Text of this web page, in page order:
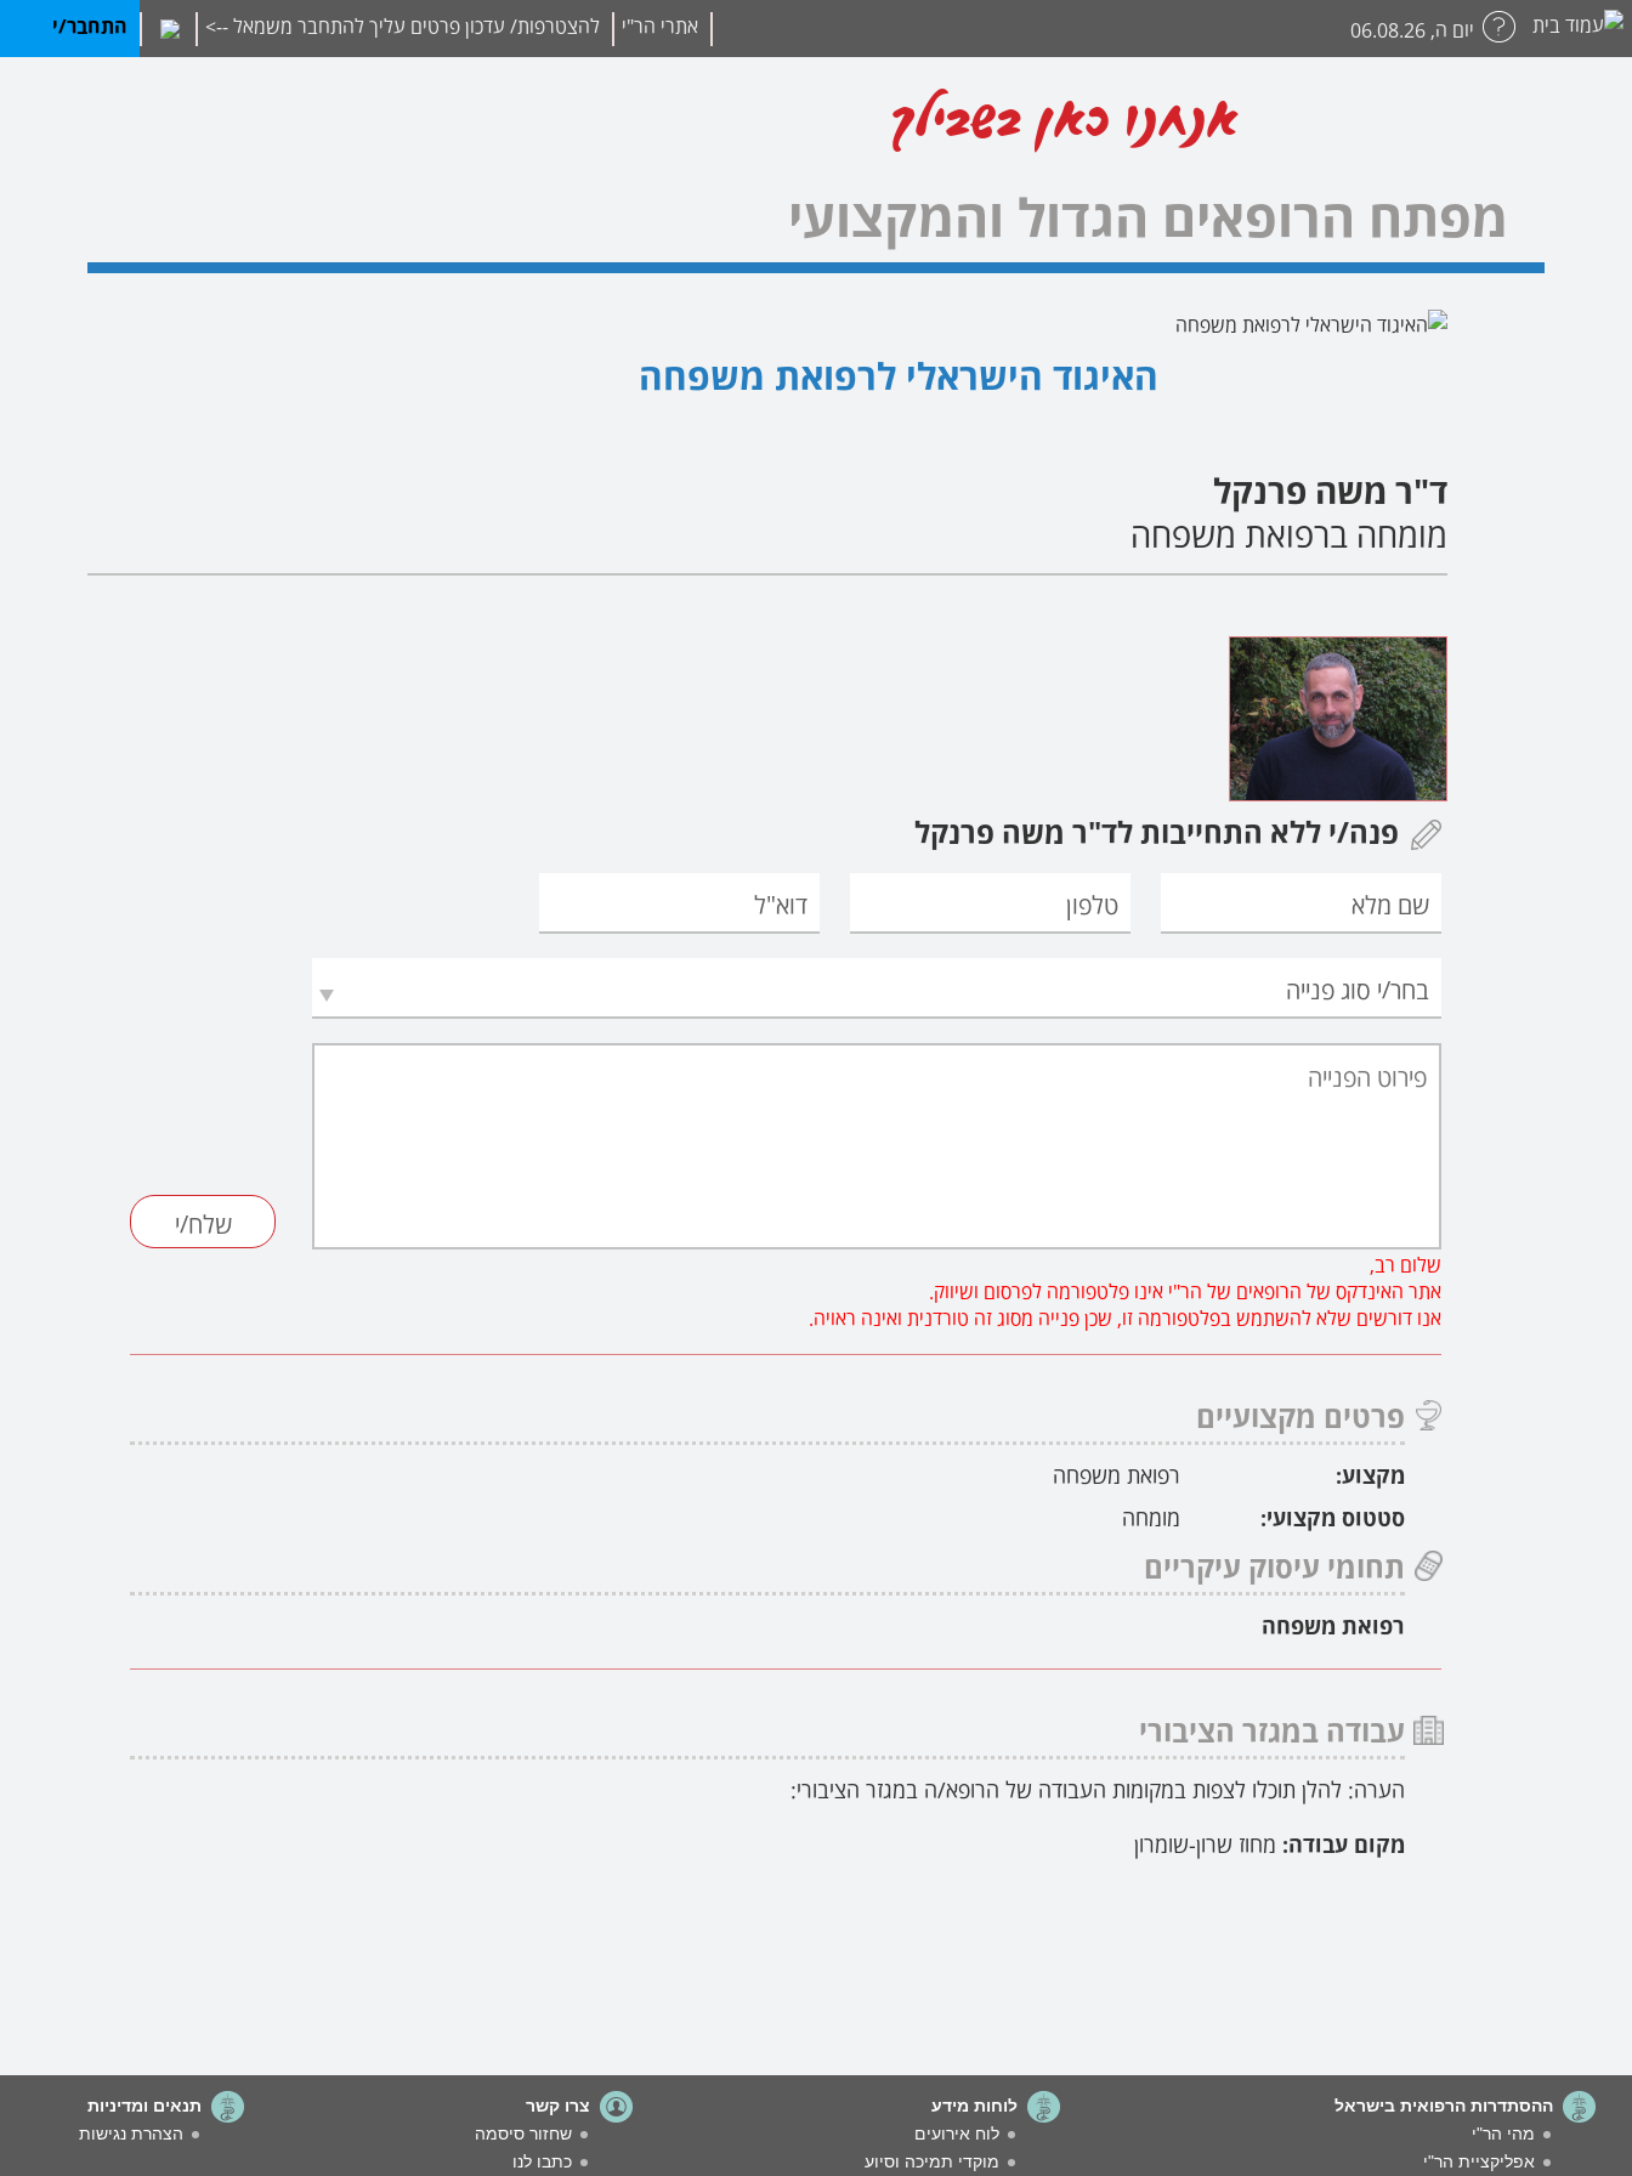
אתרי הר"י להצטרפות/ עדכון פרטים עליך להתחבר משמאל --> התחבר/י יום ה, 06.08.26
אנחנו כאן בשבילך
מפתח הרופאים הגדול והמקצועי
האיגוד הישראלי לרפואת משפחה
ד"ר משה פרנקל
מומחה ברפואת משפחה
פנה/י ללא התחייבות לד"ר משה פרנקל
שלום רב,
אתר האינדקס של הרופאים של הר"י אינו פלטפורמה לפרסום ושיווק.
אנו דורשים שלא להשתמש בפלטפורמה זו, שכן פנייה מסוג זה טורדנית ואינה ראויה.
פרטים מקצועיים
מקצוע:
רפואת משפחה
סטטוס מקצועי:
מומחה
תחומי עיסוק עיקריים
רפואת משפחה
עבודה במגזר הציבורי
הערה: להלן תוכלו לצפות במקומות העבודה של הרופא/ה במגזר הציבורי:
מקום עבודה:מחוז שרון-שומרון
ההסתדרות הרפואית בישראל
מהי הר"י
אפליקציית הר"י
לוחות מידע
לוח אירועים
מוקדי תמיכה וסיוע
צרו קשר
שחזור סיסמה
כתבו לנו
תנאים ומדיניות
הצהרת נגישות